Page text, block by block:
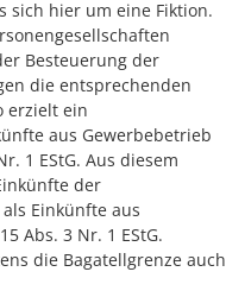
sich hier um eine Fiktion.
Besteuerung der
die entsprechenden
erzielt ein
aus Gewerbebetrieb
1 EStG. Aus diesem
der
Einkünfte aus
Abs. 3 Nr. 1 EStG.
die Bagatellgrenze auch